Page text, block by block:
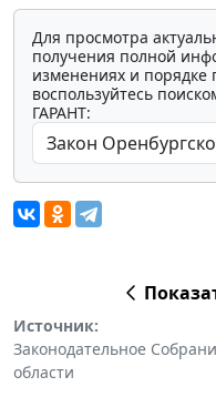
Для просмотра
получения полной
изменениях и порядке
воспользуйтесь
ГАРАНТ:
Источник:
Законодательное
области